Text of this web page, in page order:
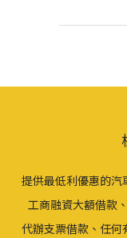
提供最低利優惠的汽
工商融資大額借款
代辦支票借款、任何